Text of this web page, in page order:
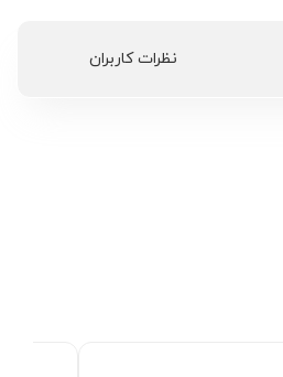
نظرات کاربران